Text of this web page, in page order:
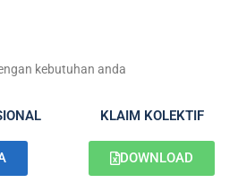
kebutuhan anda
KLAIM KOLEKTIF
DOWNLOAD